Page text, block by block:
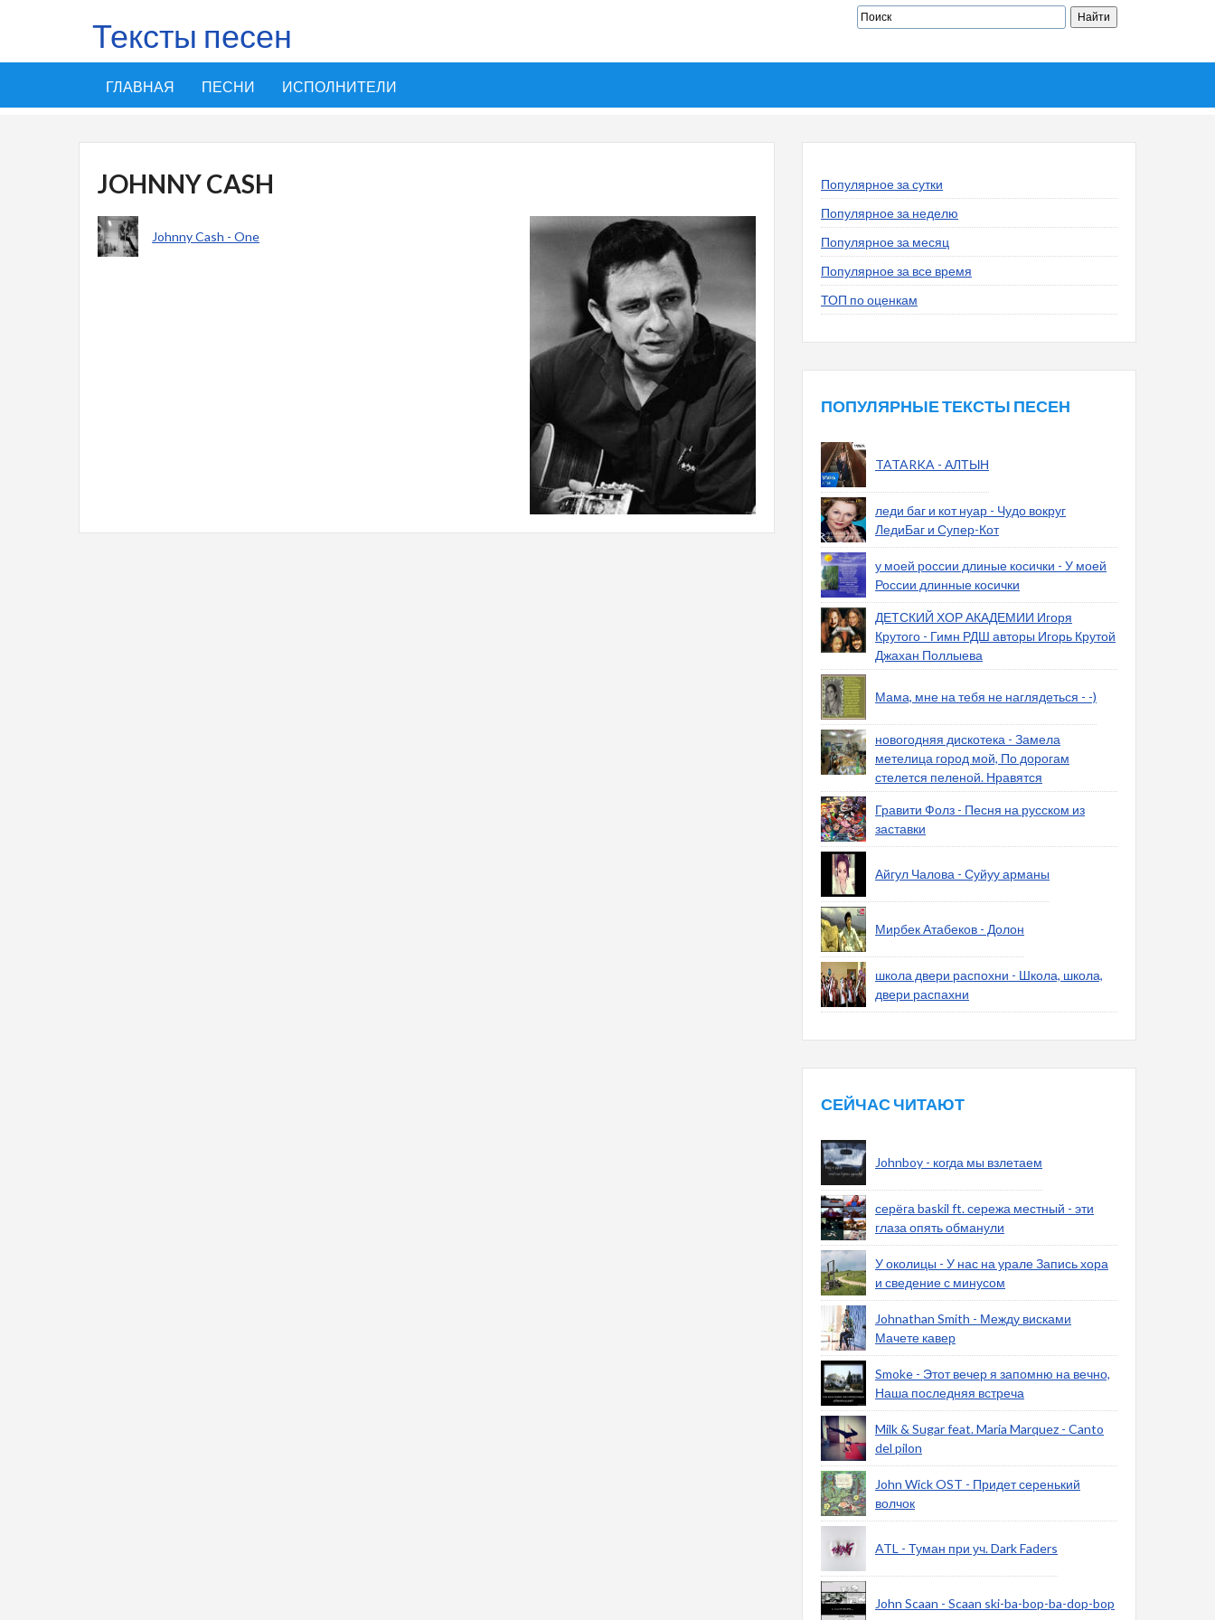
Тексты песен
ГЛАВНАЯ ПЕСНИ ИСПОЛНИТЕЛИ
JOHNNY CASH
Johnny Cash - One
Популярное за сутки
Популярное за неделю
Популярное за месяц
Популярное за все время
ТОП по оценкам
ПОПУЛЯРНЫЕ ТЕКСТЫ ПЕСЕН
TATARKA - АЛТЫН
леди баг и кот нуар - Чудо вокруг
ЛедиБаг и Супер-Кот
у моей россии длиные косички - У моей
России длинные косички
ДЕТСКИЙ ХОР АКАДЕМИИ Игоря
Крутого - Гимн РДШ авторы Игорь Крутой
Джахан Поллыева
Мама, мне на тебя не наглядеться - -)
новогодняя дискотека - Замела
метелица город мой, По дорогам
стелется пеленой. Нравятся
Гравити Фолз - Песня на русском из
заставки
Айгул Чалова - Суйуу арманы
Мирбек Атабеков - Долон
школа двери распохни - Школа, школа,
двери распахни
СЕЙЧАС ЧИТАЮТ
Johnboy - когда мы взлетаем
серёга baskil ft. сережа местный - эти
глаза опять обманули
У околицы - У нас на урале Запись хора
и сведение с минусом
Johnathan Smith - Между висками
Мачете кавер
Smoke - Этот вечер я запомню на вечно,
Наша последняя встреча
Milk & Sugar feat. Maria Marquez - Canto
del pilon
John Wick OST - Придет серенький
волчок
ATL - Туман при уч. Dark Faders
John Scaan - Scaan ski-ba-bop-ba-dop-bop